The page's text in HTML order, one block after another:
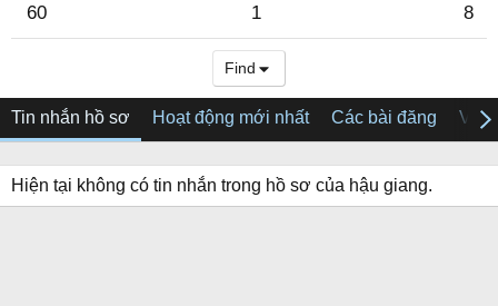
60 1 8
Find
Tin nhắn hồ sơ Hoạt động mới nhất Các bài đăng Về
Hiện tại không có tin nhắn trong hồ sơ của hậu giang.